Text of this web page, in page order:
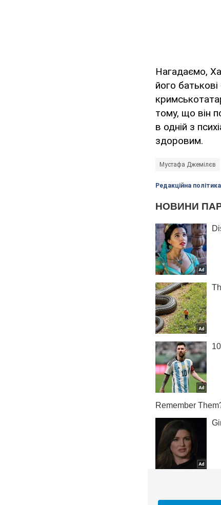
Нагадаємо,
його
тому, що він
в одній з
здоровим.
Мустафа Джемілєв
Редакційна політика